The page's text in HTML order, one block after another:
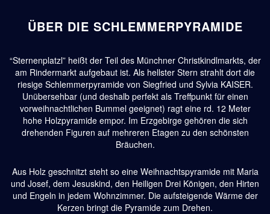
ÜBER DIE SCHLEMMERPYRAMIDE
“Sternenplatzl” heißt der Teil des Münchner Christkindlmarkts, der
am Rindermarkt aufgebaut ist. Als hellster Stern strahlt dort die
riesige Schlemmerpyramide von Siegfried und Sylvia KAISER.
Unübersehbar (und deshalb perfekt als Treffpunkt für einen
vorweihnachtlichen Bummel geeignet) ragt eine rd. 12 Meter
hohe Holzpyramide empor. Im Erzgebirge gehören die sich
drehenden Figuren auf mehreren Etagen zu den schönsten
Bräuchen.
Aus Holz geschnitzt steht so eine Weihnachtspyramide mit Maria
und Josef, dem Jesuskind, den Heiligen Drei Königen, den Hirten
und Engeln in jedem Wohnzimmer. Die aufsteigende Wärme der
Kerzen bringt die Pyramide zum Drehen.